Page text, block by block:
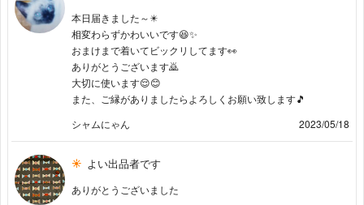
本日届きました～✴️
相変わらずかわいいです😆✨
おまけまで着いてビックリしてます👀
ありがとうございます🙇
大切に使います😌😊
また、ご縁がありましたらよろしくお願い致します🎵
シャムにゃん
2023/05/18
よい出品者です
ありがとうございました